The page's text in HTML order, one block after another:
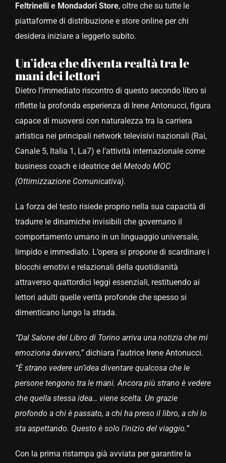
Feltrinelli e Mondadori Store, oltre che su tutte le
piattaforme di distribuzione e store online per chi
desidera iniziare a leggerlo subito.
Un’idea che diventa realtà tra le
mani dei lettori
Dietro l’immediato riscontro di questo secondo libro si
riflette la profonda esperienza di Irene Antonucci, figura
capace di muoversi con naturalezza tra la carriera
artistica nei principali network televisivi nazionali (Rai,
Canale 5, Italia 1, La7) e l’attività internazionale come
business coach e ideatrice del Metodo MOC
(Ottimizzazione Comunicativa).
La forza del testo risiede proprio nella sua capacità di
tradurre le dinamiche invisibili che governano il
comportamento umano in un linguaggio universale,
limpido e immediato. L’opera si propone di scardinare i
blocchi emotivi e relazionali della quotidianità
attraverso quattordici leggi essenziali, restituendo ai
lettori adulti quelle verità profonde che spesso si
dimenticano lungo la strada.
“Dal Salone del Libro di Torino arriva una notizia che mi
emoziona davvero,”dichiara l’autrice Irene Antonucci.
“È strano vedere un’idea diventare qualcosa che le
persone tengono tra le mani. Ancora più strano è vedere
che quella stessa idea… viene scelta. Un grazie
profondo a chi è passato, a chi ha preso il libro, a chi lo
sta aspettando. Questo è solo l’inizio del viaggio.”
Con la prima ristampa già avviata per garantire la